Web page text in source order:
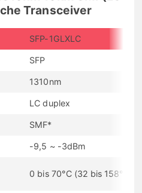
Transceiver
SFP-1GLXLC
SFP
1310nm
LC duplex
SMF*
-9,5 ~ -3dBm
0 bis 70°C (32 bis 158°F)